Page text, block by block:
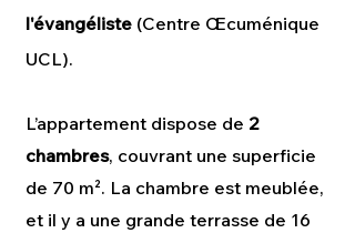
l'évangéliste (Centre Œcuménique
UCL).
L’appartement dispose de 2
chambres, couvrant une superficie
de 70 m². La chambre est meublée,
et il y a une grande terrasse de 16